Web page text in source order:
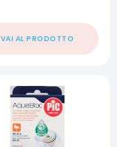
VAI AL PRODOTTO